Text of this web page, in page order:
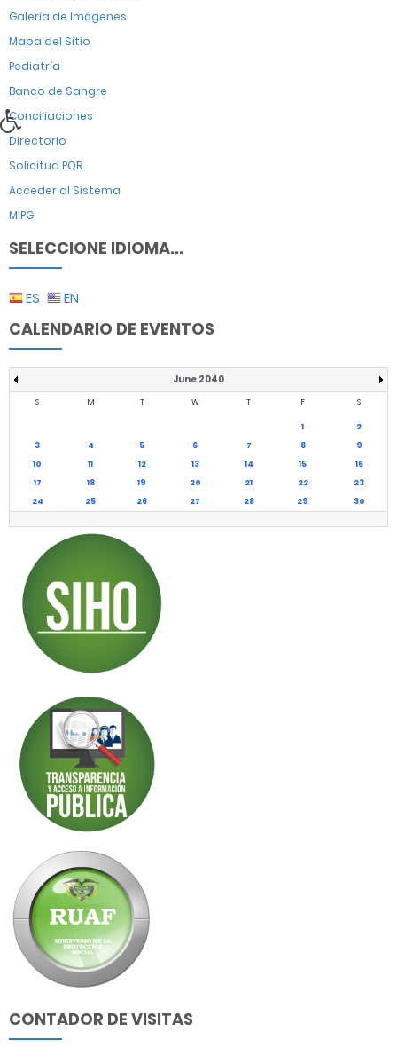
Galería de Imágenes
Mapa del Sitio
Pediatría
Banco de Sangre
Conciliaciones
Directorio
Solicitud PQR
Acceder al Sistema
MIPG
SELECCIONE IDIOMA...
ES EN
CALENDARIO DE EVENTOS
June 2040
S M T W T F S
1
2
3
4 5 6 7 8
9
10
11 12 13 14 15
16
17
18 19 20 21 22
23
24
25 26 27 28 29 30
CONTADOR DE VISITAS